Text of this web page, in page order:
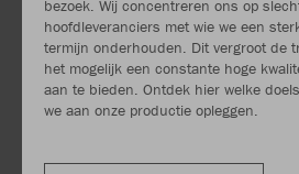
bezoek. Wij concentreren ons op
hoofdleveranciers met wie we een
termijn onderhouden. Dit vergroot de
het mogelijk een constante hoge
aan te bieden. Ontdek hier welke
we aan onze productie opleggen.